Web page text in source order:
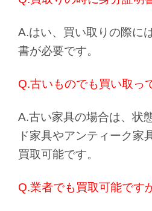
A.はい、買い取りの際に
書が必要です。
Q.古いものでも買い取っ
A.古い家具の場合は、状
ド家具やアンティーク家
買取可能です。
Q.業者でも買取可能です